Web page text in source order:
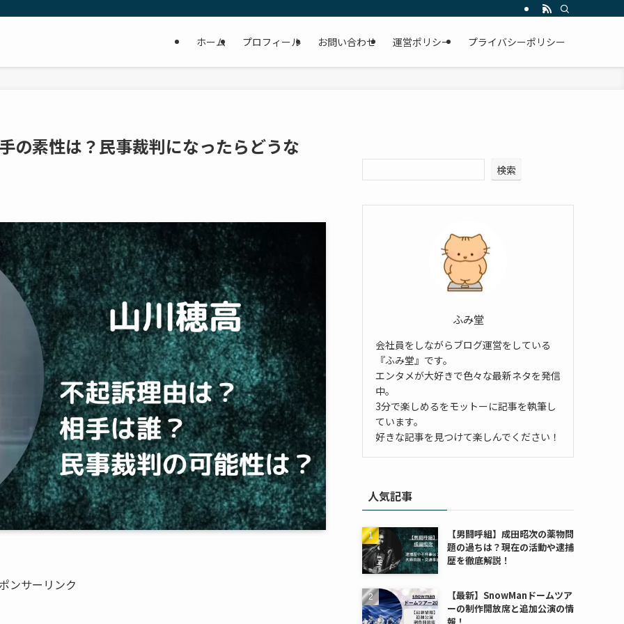
ホーム プロフィール お問い合わせ 運営ポリシー プライバシーポリシー
の素性は？民事裁判になったらどうな
ンサーリンク
検索
ふみ堂
会社員をしながらブログ運営をしている
『ふみ堂』です。
エンタメが大好きで色々な最新ネタを発信
中。
3分で楽しめるをモットーに記事を執筆し
ています。
好きな記事を見つけて楽しんでください！
人気記事
【男闘呼組】成田昭次の薬物問
題の過ちは？現在の活動や逮捕
歴を徹底解説！
【最新】SnowManドームツア
ーの制作開放席と追加公演の情